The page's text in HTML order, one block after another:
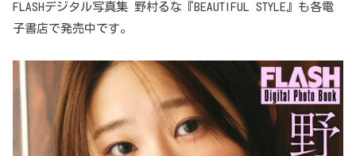
FLASHデジタル写真集 野村るな『BEAUTIFUL STYLE』も各電
子書店で発売中です。